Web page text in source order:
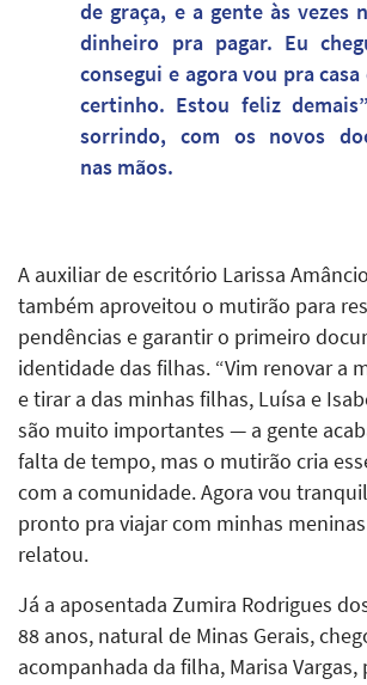
de graça, e a gente às vezes
dinheiro pra pagar. Eu
consegui e agora vou pra
certinho. Estou feliz
sorrindo, com os novos
nas mãos.
A auxiliar de escritório Larissa
também aproveitou o mutirão para
pendências e garantir o primeiro
identidade das filhas. “Vim renovar a
e tirar a das minhas filhas, Luísa e
são muito importantes — a gente
falta de tempo, mas o mutirão cria
com a comunidade. Agora vou
pronto pra viajar com minhas
relatou.
Já a aposentada Zumira Rodrigues
88 anos, natural de Minas Gerais,
acompanhada da filha, Marisa